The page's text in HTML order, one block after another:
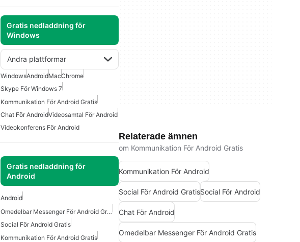
Gratis nedladdning för
Windows
Andra plattformar
WindowsAndroidMacChrome
Skype För Windows 7
Kommunikation För Android Gratis
Chat För AndroidVideosamtal För Android
Videokonferens För Android
Gratis nedladdning för
Android
Android
Omedelbar Messenger För Android Gratis
Social För Android Gratis
Kommunikation För Android Gratis
Relaterade ämnen
om Kommunikation För Android Gratis
Kommunikation För Android
Social För Android GratisSocial För Android
Chat För Android
Omedelbar Messenger För Android Gratis